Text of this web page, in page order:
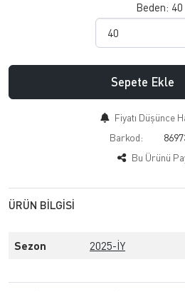
Beden: 40
Sepete Ekle
Fiyatı Düşünce
Barkod:
Bu Ürünü
ÜRÜN BILGISI
Sezon 2025-İY